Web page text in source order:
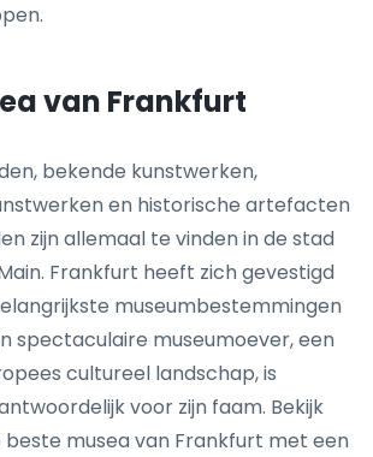
van Frankfurt
bekende kunstwerken,
en historische artefacten
zijn allemaal te vinden in de stad
Frankfurt heeft zich gevestigd
museumbestemmingen
spectaculaire museumoever, een
cultureel landschap, is
voor zijn faam. Bekijk
musea van Frankfurt met een